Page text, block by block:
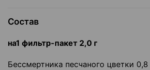
Состав
на1 фильтр-пакет 2,0 г
Бессмертника песчаного цветки 0,8